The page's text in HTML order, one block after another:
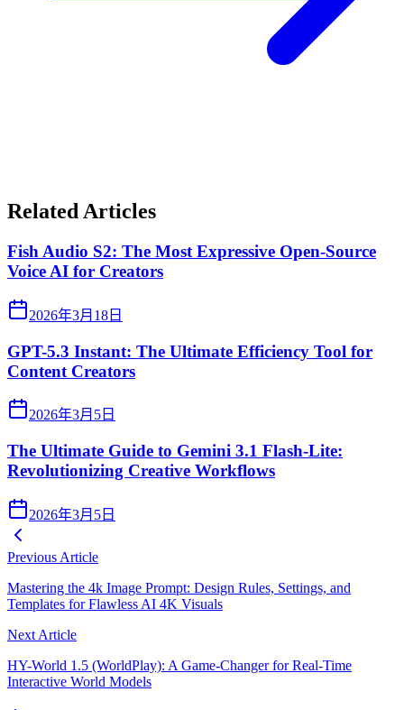
Related Articles
Fish Audio S2: The Most Expressive Open-Source
Voice AI for Creators
2026年3月18日
GPT-5.3 Instant: The Ultimate Efficiency Tool for
Content Creators
2026年3月5日
The Ultimate Guide to Gemini 3.1 Flash-Lite:
Revolutionizing Creative Workflows
2026年3月5日
Previous Article
Mastering the 4k Image Prompt: Design Rules, Settings, and
Templates for Flawless AI 4K Visuals
Next Article
HY-World 1.5 (WorldPlay): A Game-Changer for Real-Time
Interactive World Models